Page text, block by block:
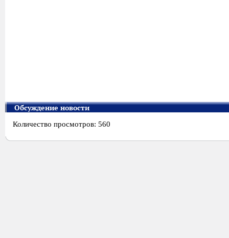
Обсуждение новости
Количество просмотров: 560